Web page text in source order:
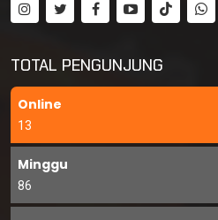
TOTAL PENGUNJUNG
Online
13
Minggu
86